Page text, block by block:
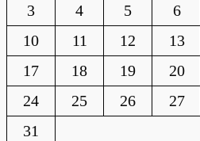
3
4 5 6
10
11 12 13
17
18 19 20
24
25 26 27
31